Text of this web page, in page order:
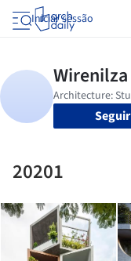
Iniciar sessão
Seguir
20201